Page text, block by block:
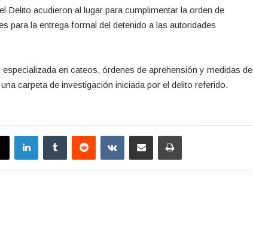
Delito acudieron al lugar para cumplimentar la orden de
para la entrega formal del detenido a las autoridades
en cateos, órdenes de aprehensión y medidas de
carpeta de investigación iniciada por el delito referido.
LinkedInTumblr Reddit VKontakteCompartir por correo electrónicoImprimir